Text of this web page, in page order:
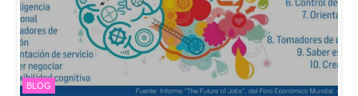
BLOG